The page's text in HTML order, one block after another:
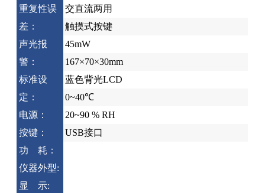
重复性误
差：
声光报
警：
标准设
定：
电源：
按键：
功 耗：
仪器外型:
显 示:
交直流两用
触摸式按键
45mW
167×70×30mm
蓝色背光LCD
0~40℃
20~90 % RH
USB接口